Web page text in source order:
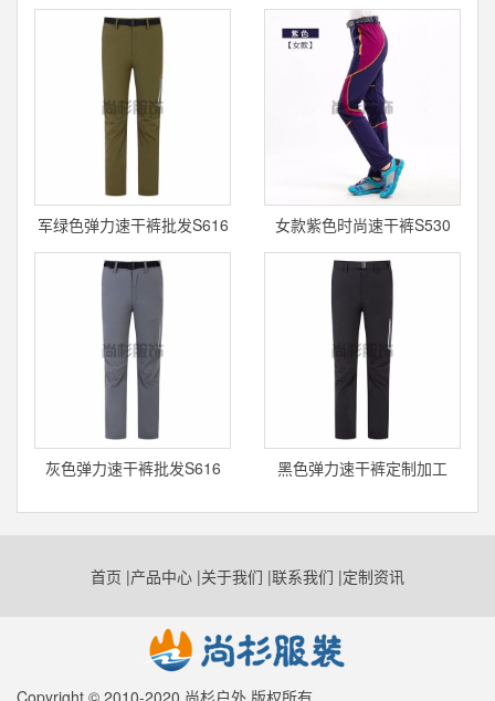
军绿色弹力速干裤批发S616 女款紫色时尚速干裤S530
灰色弹力速干裤批发S616
黑色弹力速干裤定制加工
首页 |产品中心 |关于我们 |联系我们 |定制资讯